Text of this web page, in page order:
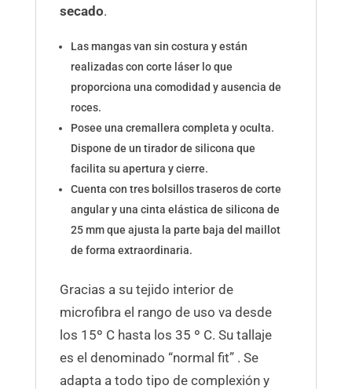
secado.
Las mangas van sin costura y están
realizadas con corte láser lo que
proporciona una comodidad y ausencia de
roces.
Posee una cremallera completa y oculta.
Dispone de un tirador de silicona que
facilita su apertura y cierre.
Cuenta con tres bolsillos traseros de corte
angular y una cinta elástica de silicona de
25 mm que ajusta la parte baja del maillot
de forma extraordinaria.
Gracias a su tejido interior de
microfibra el rango de uso va desde
los 15º C hasta los 35 º C. Su tallaje
es el denominado “normal fit” . Se
adapta a todo tipo de complexión y